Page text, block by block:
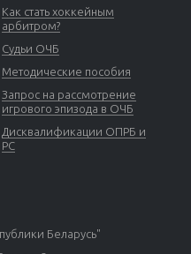
Как стать хоккейным
арбитром?
Судьи ОЧБ
Методические пособия
Запрос на рассмотрение
игрового эпизода в ОЧБ
Дисквалификации ОПРБ и
РС
Беларусь"